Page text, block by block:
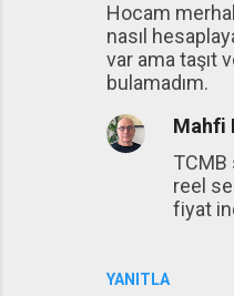
Hocam
nasıl
var ama taşıt
bulamadım.
YANITLA
Mahfi
reel
fiyat